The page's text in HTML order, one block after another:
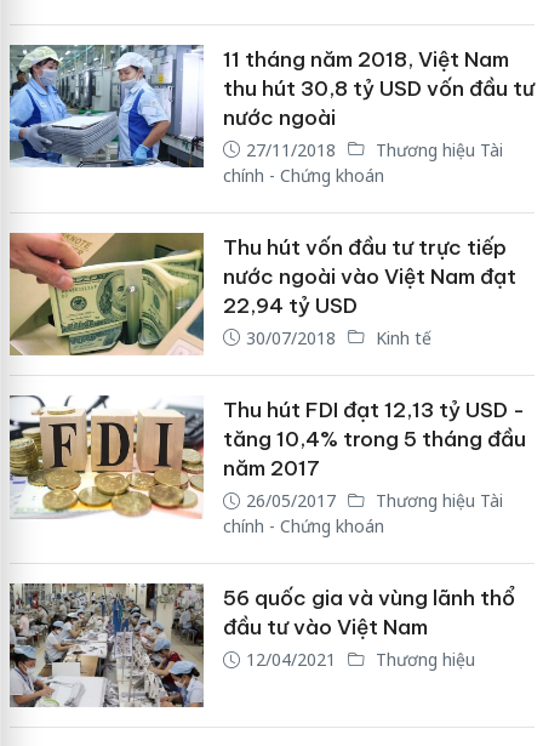
11 tháng năm 2018, Việt Nam
thu hút 30,8 tỷ USD vốn đầu tư
nước ngoài
27/11/2018
Thương hiệu Tài
chính - Chứng khoán
Thu hút vốn đầu tư trực tiếp
nước ngoài vào Việt Nam đạt
22,94 tỷ USD
30/07/2018 Kinh tế
Thu hút FDI đạt 12,13 tỷ USD -
tăng 10,4% trong 5 tháng đầu
năm 2017
26/05/2017
Thương hiệu Tài
chính - Chứng khoán
56 quốc gia và vùng lãnh thổ
đầu tư vào Việt Nam
12/04/2021 Thương hiệu